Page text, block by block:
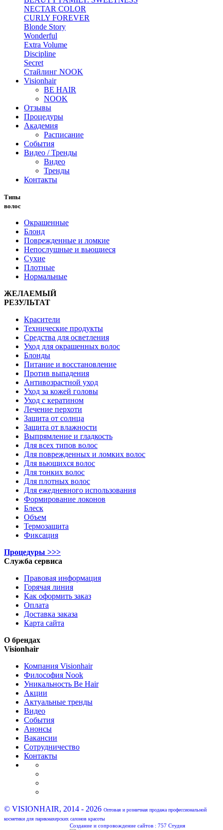
NECTAR COLOR
CURLY FOREVER
Blonde Story
Wonderful
Extra Volume
Discipline
Secret
Стайлинг NOOK
Visionhair
BE HAIR
NOOK
Отзывы
Процедуры
Академия
Расписание
События
Видео / Тренды
Видео
Тренды
Контакты
Типы
волос
Окрашенные
Блонд
Поврежденные и ломкие
Непослушные и вьющиеся
Сухие
Плотные
Нормальные
ЖЕЛАЕМЫЙ
РЕЗУЛЬТАТ
Красители
Технические продукты
Средства для осветления
Уход для окрашенных волос
Блонды
Питание и восстановление
Против выпадения
Антивозрастной уход
Уход за кожей головы
Уход с кератином
Лечение перхоти
Защита от солнца
Защита от влажности
Выпрямление и гладкость
Для всех типов волос
Для поврежденных и ломких волос
Для вьющихся волос
Для тонких волос
Для плотных волос
Для ежедневного использования
Формирование локонов
Блеск
Объем
Термозащита
Фиксация
Процедуры >>>
Служба сервиса
Правовая информация
Горячая линия
Как оформить заказ
Оплата
Доставка заказа
Карта сайта
О брендах
Visionhair
Компания Visionhair
Философия Nook
Уникальность Be Hair
Акции
Актуальные тренды
Видео
События
Анонсы
Вакансии
Сотрудничество
Контакты
© VISIONHAIR, 2014 - 2026 Оптовая и розничная продажа профессиональной
косметики для парикмахерских салонов красоты
Создание и сопровождение сайтов : 757 Студия